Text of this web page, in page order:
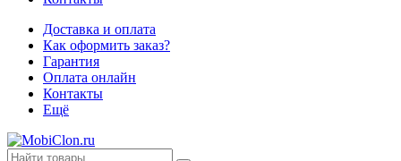
Доставка и оплата
Как оформить заказ?
Гарантия
Оплата онлайн
Контакты
Ещё